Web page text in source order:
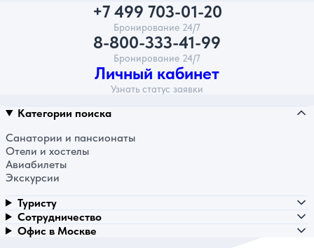
+7 499 703-01-20
Бронирование 24/7
8-800-333-41-99
Бронирование 24/7
Личный кабинет
Узнать статус заявки
Категории поиска
Санатории и пансионаты
Отели и хостелы
Авиабилеты
Экскурсии
Туристу
Сотрудничество
Офис в Москве